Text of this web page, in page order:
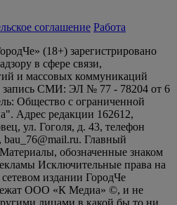
соглашение Работа
(18+) зарегистрировано
в сфере связи,
и массовых коммуникаций
запись СМИ: ЭЛ № 77 - 78204 от 6
Общество с ограниченной
Адрес редакции 162612,
ул. Гоголя, д. 43, телефон
Главный
обозначенные знаком
Исключительные права на
издании ГородЧе
ООО «К Медиа» ©, и не
лицами в какой бы то ни